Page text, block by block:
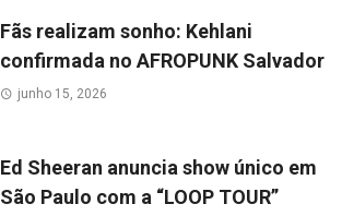
Fãs realizam sonho: Kehlani
confirmada no AFROPUNK Salvador
junho 15, 2026
Ed Sheeran anuncia show único em
São Paulo com a “LOOP TOUR”